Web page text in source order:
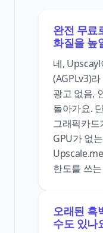
완전 무료
화질을 높
네,
(AGPLv3)
광고 없음,
돌아가요.
그래픽카드
GPU가 없
한도를 쓰
오래된 흑
수도 있나